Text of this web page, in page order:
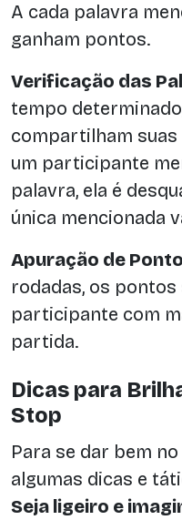
A cada palavra
ganham pontos.
Verificação das
tempo
compartilham suas
um participante
palavra, ela é
única mencionada
Apuração de
rodadas, os pontos
participante com
partida.
Dicas para
Stop
Para se dar bem
algumas dicas e
Seja ligeiro e